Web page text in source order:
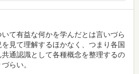
て有益な何かを学んだとは言いづら
見て理解するほかなく、つまり各国
通認識として各種概念を整理するの
らい。